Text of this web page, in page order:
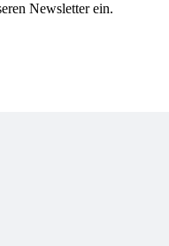
Newsletter ein.